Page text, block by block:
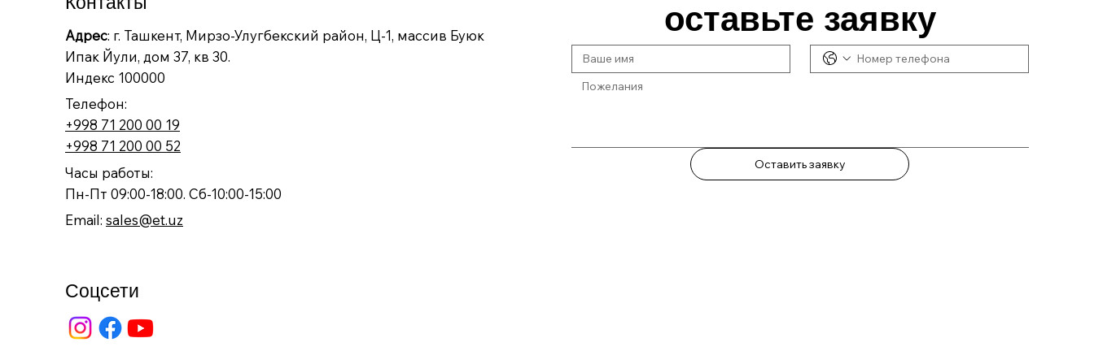
Адрес: г. Ташкент, Мирзо-Улугбекский район, Ц-1, массив Буюк
Ипак Йули, дом 37, кв 30.
Индекс 100000
Телефон:
+998 71 200 00 19
+998 71 200 00 52
Часы работы:
Пн-Пт 09:00-18:00. Сб-10:00-15:00
Email: sales@et.uz
оставьте заявку
Оставить заявку
Соцсети